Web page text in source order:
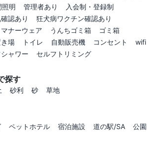
照明 管理者あり
入会制・登録制
認あり
狂犬病ワクチン確認あり
マナーウェア うんちゴミ箱
ゴミ箱
場 トイレ 自動販売機 コンセント
wifi
ャワー セルフトリミング
探す
砂利 砂 草地
ペットホテル 宿泊施設 道の駅/SA 公園